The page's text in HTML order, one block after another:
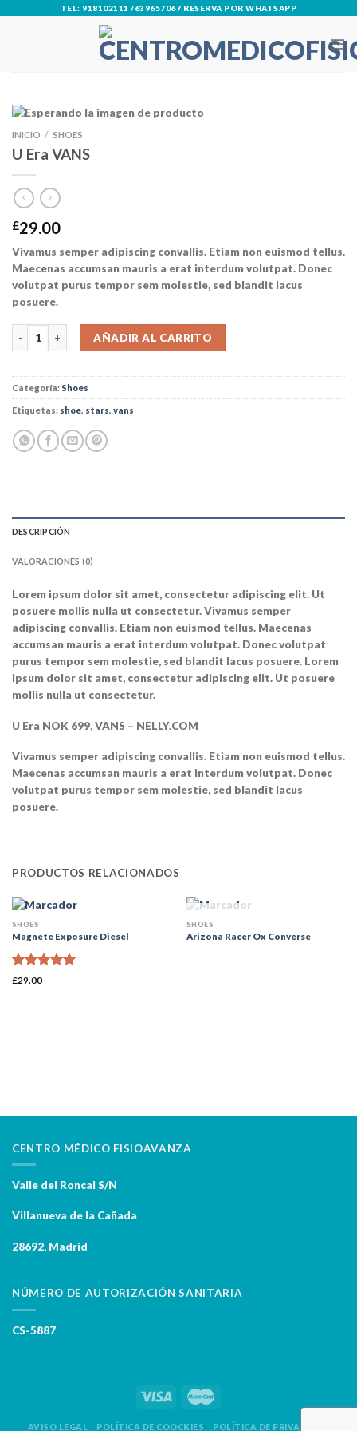
TEL: 918102111 /639657067 RESERVA POR WHATSAPP
INICIO / SHOES
U Era VANS
£29.00
Vivamus semper adipiscing convallis. Etiam non euismod tellus.
Maecenas accumsan mauris a erat interdum volutpat. Donec
volutpat purus tempor sem molestie, sed blandit lacus
posuere.
U Era VANS cantidad
AÑADIR AL CARRITO
Categoría: Shoes
Etiquetas: shoe, stars, vans
DESCRIPCIÓN
VALORACIONES (0)
Lorem ipsum dolor sit amet, consectetur adipiscing elit. Ut
posuere mollis nulla ut consectetur. Vivamus semper
adipiscing convallis. Etiam non euismod tellus. Maecenas
accumsan mauris a erat interdum volutpat. Donec volutpat
purus tempor sem molestie, sed blandit lacus posuere. Lorem
ipsum dolor sit amet, consectetur adipiscing elit. Ut posuere
mollis nulla ut consectetur.
U Era NOK 699, VANS – NELLY.COM
Vivamus semper adipiscing convallis. Etiam non euismod tellus.
Maecenas accumsan mauris a erat interdum volutpat. Donec
volutpat purus tempor sem molestie, sed blandit lacus
posuere.
PRODUCTOS RELACIONADOS
SHOES
Magnete Exposure Diesel
Valorado
£29.00
SHOES
Arizona Racer Ox Converse
CENTRO MÉDICO FISIOAVANZA
Valle del Roncal S/N
Villanueva de la Cañada
28692, Madrid
NÚMERO DE AUTORIZACIÓN SANITARIA
CS-5887
AVISO LEGAL POLÍTICA DE COOCKIES POLÍTICA DE PRIVACIDAD